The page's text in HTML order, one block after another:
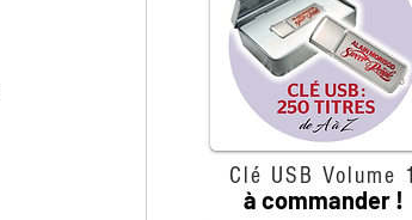
Clé USB Volume
à commander !